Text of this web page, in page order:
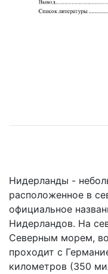
Нидерланды -
располoженное в
официaльное
Нидерландов. На
Северным морем,
проходит с
километров (350